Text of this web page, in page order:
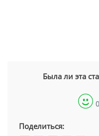
Была ли эта
0
Поделиться: